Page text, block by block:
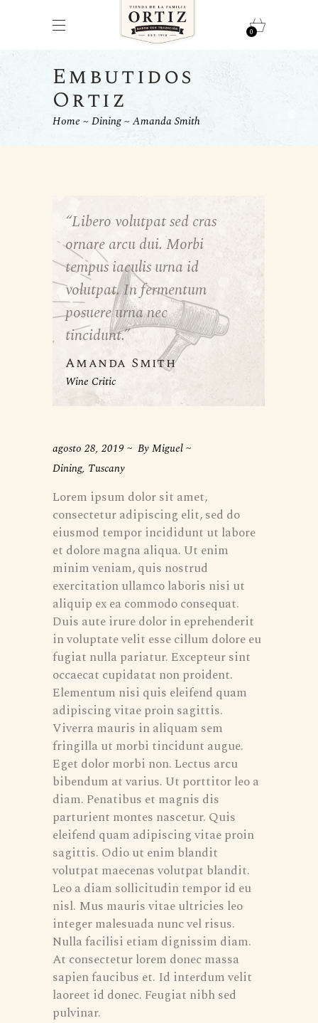
0
Embutidos
Ortiz
Home Dining Amanda Smith
“Libero volutpat sed cras
ornare arcu dui. Morbi
tempus iaculis urna id
volutpat. In fermentum
posuere urna nec
tincidunt.”
Amanda Smith
Wine Critic
agosto 28, 2019 ByMiguel
Dining, Tuscany
Lorem ipsum dolor sit amet,
consectetur adipiscing elit, sed do
eiusmod tempor incididunt ut labore
et dolore magna aliqua. Ut enim
minim veniam, quis nostrud
exercitation ullamco laboris nisi ut
aliquip ex ea commodo consequat.
Duis aute irure dolor in eprehenderit
in voluptate velit esse cillum dolore eu
fugiat nulla pariatur. Excepteur sint
occaecat cupidatat non proident.
Elementum nisi quis eleifend quam
adipiscing vitae proin sagittis.
Viverra mauris in aliquam sem
fringilla ut morbi tincidunt augue.
Eget dolor morbi non. Lectus arcu
bibendum at varius. Ut porttitor leo a
diam. Penatibus et magnis dis
parturient montes nascetur. Quis
eleifend quam adipiscing vitae proin
sagittis. Odio ut enim blandit
volutpat maecenas volutpat blandit.
Leo a diam sollicitudin tempor id eu
nisl. Mus mauris vitae ultricies leo
integer malesuada nunc vel risus.
Nulla facilisi etiam dignissim diam.
At consectetur lorem donec massa
sapien faucibus et. Id interdum velit
laoreet id donec. Feugiat nibh sed
pulvinar.